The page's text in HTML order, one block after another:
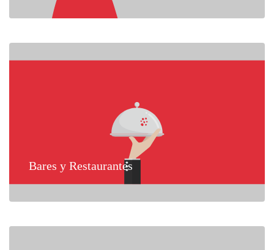
Bares y Restaurantes